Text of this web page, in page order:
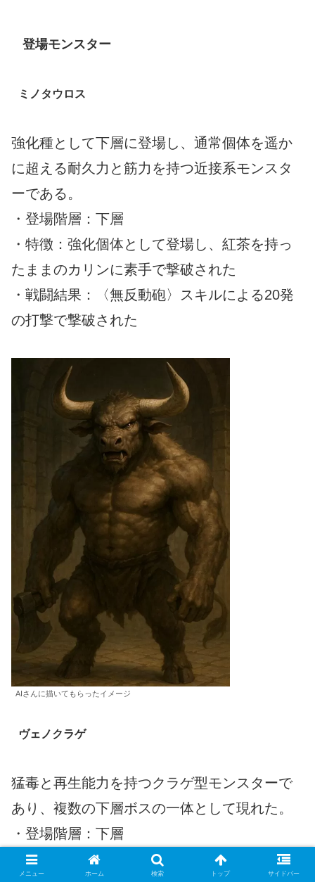
登場モンスター
ミノタウロス
強化種として下層に登場し、通常個体を遥か
に超える耐久力と筋力を持つ近接系モンスタ
ーである。
・登場階層：下層
・特徴：強化個体として登場し、紅茶を持っ
たままのカリンに素手で撃破された
・戦闘結果：〈無反動砲〉スキルによる20発
の打撃で撃破された
AIさんに描いてもらったイメージ
ヴェノクラゲ
猛毒と再生能力を持つクラゲ型モンスターで
あり、複数の下層ボスの一体として現れた。
・登場階層：下層
・特徴：毒耐性・再生特性を持ち、持久戦に
メニュー ホーム 検索 トップ サイドバー